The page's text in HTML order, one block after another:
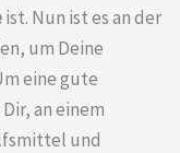
ist. Nun ist es an der
um Deine
eine gute
an einem
und